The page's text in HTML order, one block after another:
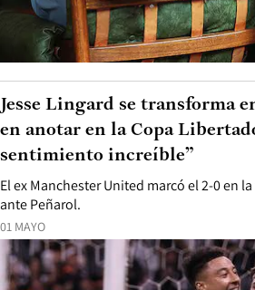
01 MAYO
El ex Manchester United marcó el 2-0 en
ante Peñarol.
Jesse Lingard se transforma
en anotar en la Copa
sentimiento increíble”